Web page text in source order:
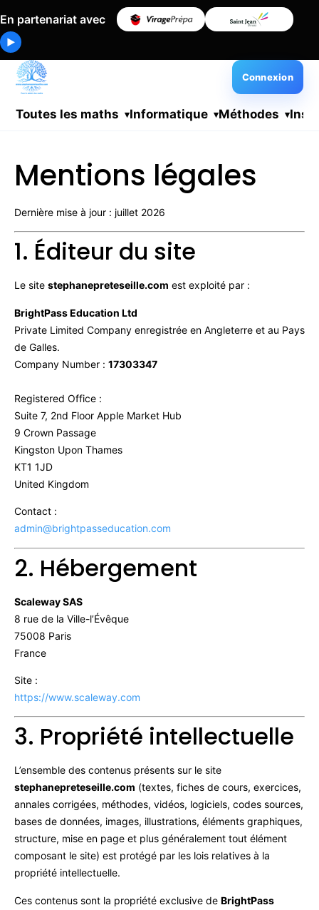
En partenariat avec
▶
Toutes les maths Informatique Méthodes
Connexion
Mentions légales
Dernière mise à jour : juillet 2026
1. Éditeur du site
Le site stephanepreteseille.com est exploité par :
BrightPass Education Ltd
Private Limited Company enregistrée en Angleterre et au Pays
de Galles.
Company Number : 17303347
Registered Office :
Suite 7, 2nd Floor Apple Market Hub
9 Crown Passage
Kingston Upon Thames
KT1 1JD
United Kingdom
Contact :
admin@brightpasseducation.com
2. Hébergement
Scaleway SAS
8 rue de la Ville-l’Évêque
75008 Paris
France
Site :
https://www.scaleway.com
3. Propriété intellectuelle
L’ensemble des contenus présents sur le site
stephanepreteseille.com (textes, fiches de cours, exercices,
annales corrigées, méthodes, vidéos, logiciels, codes sources,
bases de données, images, illustrations, éléments graphiques,
structure, mise en page et plus généralement tout élément
composant le site) est protégé par les lois relatives à la
propriété intellectuelle.
Ces contenus sont la propriété exclusive de BrightPass